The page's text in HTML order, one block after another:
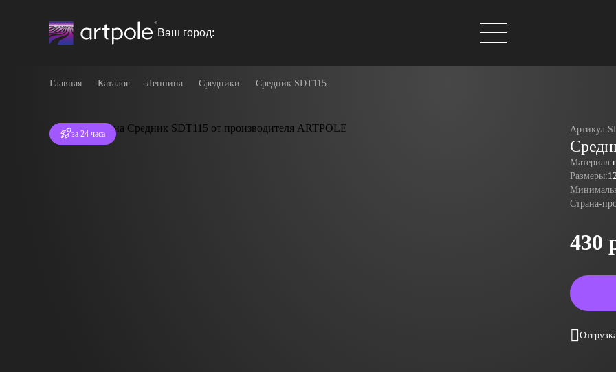
Ваш город:
Главная Каталог Лепнина Средники Средник SDT115
за 24 часа Артикул:
Материал:
Размеры:
Страна-
430